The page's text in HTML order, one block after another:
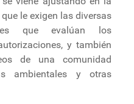
le exigen las diversas
que evalúan los
y también
de una comunidad
ambientales y otras